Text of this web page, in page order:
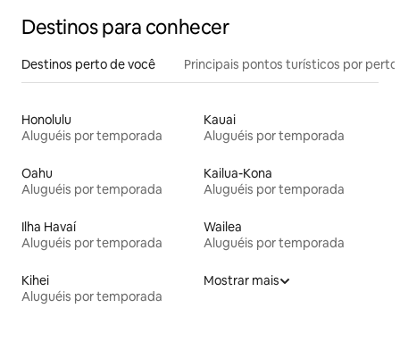
Destinos para conhecer
Destinos perto de você Principais pontos turísticos por perto
Honolulu
Aluguéis por temporada
Kauai
Aluguéis por temporada
Oahu
Aluguéis por temporada
Kailua-Kona
Aluguéis por temporada
Ilha Havaí
Aluguéis por temporada
Wailea
Aluguéis por temporada
Kihei
Aluguéis por temporada
Mostrar mais